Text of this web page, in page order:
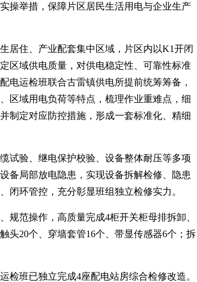
操举措，保障片区居民生活用电与企业生产
居住、产业配套集中区域，片区内以K1开闭
区域供电质量，对供电稳定性、可靠性标准
电运检班联合古雷镇供电所提前统筹筹备，
区域用电负荷等特点，梳理作业重难点，细
制定对应防控措施，形成一套标准化、精细
试验、继电保护校验、设备整体耐压等多项
备局部放电隐患，实现设备拆解检修、隐患
闭环管控，充分彰显班组独立检修实力。
规范操作，高质量完成4柜开关柜母排拆卸、
头20个、穿墙套管16个、带显传感器6个；拆
检班已独立完成4座配电站房综合检修改造。